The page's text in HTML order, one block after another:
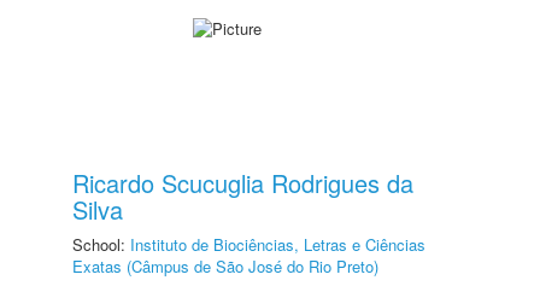
Ricardo Scucuglia Rodrigues da
Silva
School: Instituto de Biociências, Letras e Ciências
Exatas (Câmpus de São José do Rio Preto)